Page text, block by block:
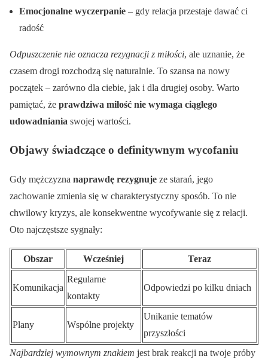
Emocjonalne wyczerpanie – gdy relacja przestaje dawać ci
radość
Odpuszczenie nie oznacza rezygnacji z miłości, ale uznanie, że
czasem drogi rozchodzą się naturalnie. To szansa na nowy
początek – zarówno dla ciebie, jak i dla drugiej osoby. Warto
pamiętać, że prawdziwa miłość nie wymaga ciągłego
udowadniania swojej wartości.
Objawy świadczące o definitywnym wycofaniu
Gdy mężczyzna naprawdę rezygnuje ze starań, jego
zachowanie zmienia się w charakterystyczny sposób. To nie
chwilowy kryzys, ale konsekwentne wycofywanie się z relacji.
Oto najczęstsze sygnały:
Obszar Wcześniej Teraz
Komunikacja
Regularne
kontakty
Odpowiedzi po kilku dniach
Plany Wspólne projekty
Unikanie tematów
przyszłości
Najbardziej wymownym znakiem jest brak reakcji na twoje próby